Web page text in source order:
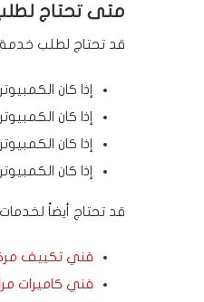
متى تحتاج
قد تحتاج لطلب خدمة
إذا كان
إذا كان
إذا كان
إذا كان
قد تحتاج أيضاً
فني تكييف
فني كاميرات